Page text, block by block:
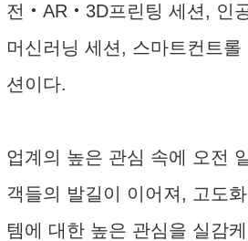
전‧AR‧3D프린팅 세션, 인
머신러닝 세션, 스마트컨트
션이다.
업계의 높은 관심 속에 오전
객들의 발길이 이어져, 고도
템에 대한 높은 관심을 실감